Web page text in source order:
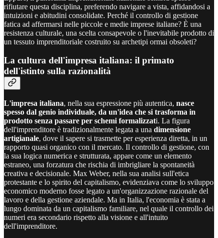
rifiutare questa disciplina, preferendo navigare a vista, affidandosi a
intuizioni e abitudini consolidate. Perché il controllo di gestione
fatica ad affermarsi nelle piccole e medie imprese italiane? È una
resistenza culturale, una scelta consapevole o l'inevitabile prodotto di
un tessuto imprenditoriale costruito su archetipi ormai obsoleti?
La cultura dell'impresa italiana: il primato
dell'istinto sulla razionalità
L'impresa italiana, nella sua espressione più autentica, nasce
spesso dal genio individuale, da un'idea che si trasforma in
prodotto senza passare per schemi formalizzati. La figura
dell'imprenditore è tradizionalmente legata a una dimensione
artigianale, dove il sapere si trasmette per esperienza diretta, in un
rapporto quasi organico con il mercato. Il controllo di gestione, con
la sua logica numerica e strutturata, appare come un elemento
estraneo, una forzatura che rischia di imbrigliare la spontaneità
creativa e decisionale. Max Weber, nella sua analisi sull'etica
protestante e lo spirito del capitalismo, evidenziava come lo sviluppo
economico moderno fosse legato a un'organizzazione razionale del
lavoro e della gestione aziendale. Ma in Italia, l'economia è stata a
lungo dominata da un capitalismo familiare, nel quale il controllo dei
numeri era secondario rispetto alla visione e all'intuito
dell'imprenditore.